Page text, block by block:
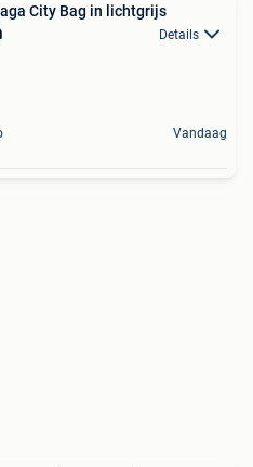
City Bag in lichtgrijs
Details
Vandaag